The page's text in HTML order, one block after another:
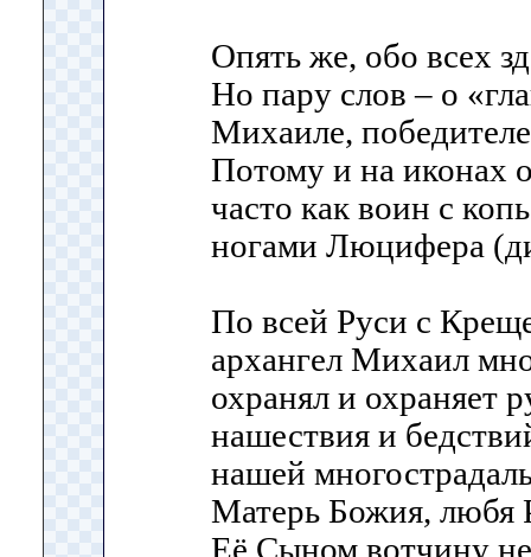
Опять же, обо всех
Но пару слов – о
Михаиле,
Потому и на иконах
часто как воин с
ногами Люцифера
По всей Руси с
архангел Михаил
охранял и охраняет
нашествия и
нашей
Матерь Божия, любя
Её Сыном вотчину